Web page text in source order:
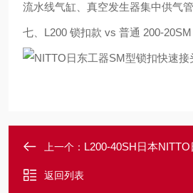
流水线气缸、真空发生器集中供气
七、L200 锁扣款 vs 普通 200-
上一个： L200-40SH日本NITTO日
返回列表